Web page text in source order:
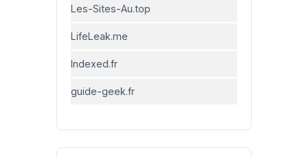
Les-Sites-Au.top
LifeLeak.me
Indexed.fr
guide-geek.fr